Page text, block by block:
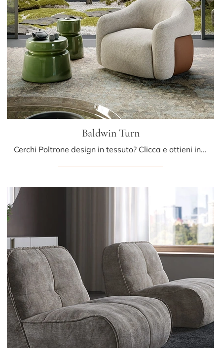
Baldwin Turn
Cerchi Poltrone design in tessuto? Clicca e ottieni informazioni sul modello Baldwin Turn di Cattelan Italia.